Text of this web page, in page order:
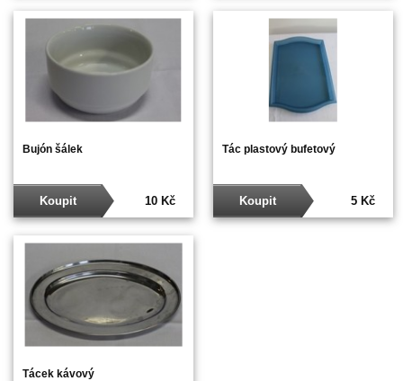
Bujón šálek
10 Kč
Koupit
Tác plastový bufetový
5 Kč
Koupit
Tácek kávový